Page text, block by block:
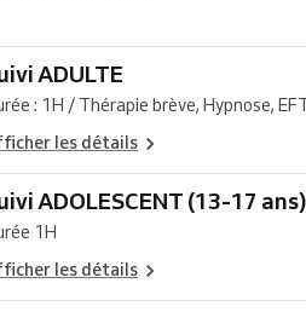
ADULTE
: 1H / Thérapie brève, Hypnose,
les détails
ADOLESCENT (13-17 ans)
1H
les détails